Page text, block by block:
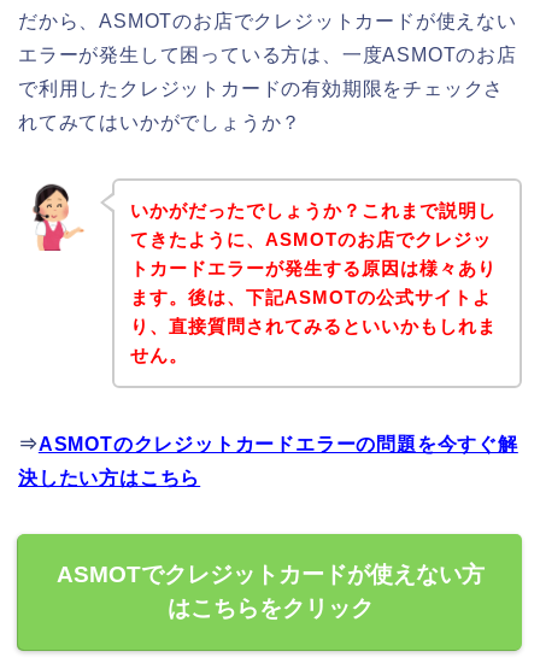
だから、ASMOTのお店でクレジットカードが使えない
エラーが発生して困っている方は、一度ASMOTのお店
で利用したクレジットカードの有効期限をチェックさ
れてみてはいかがでしょうか？
いかがだったでしょうか？これまで説明し
てきたように、ASMOTのお店でクレジッ
トカードエラーが発生する原因は様々あり
ます。後は、下記ASMOTの公式サイトよ
り、直接質問されてみるといいかもしれま
せん。
⇒ASMOTのクレジットカードエラーの問題を今すぐ解
決したい方はこちら
ASMOTでクレジットカードが使えない方
はこちらをクリック